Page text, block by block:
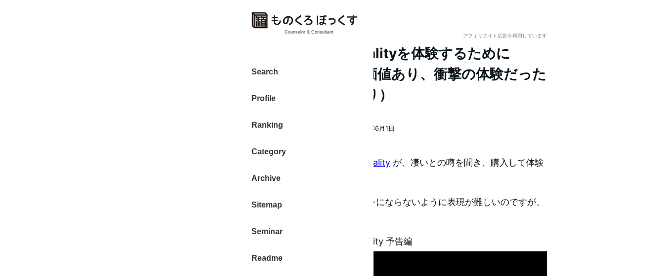
Counselor & Consultant
Search
Profile
Ranking
Category
Archive
Sitemap
Seminar
Readme
アフィリエイト広告を利用しています
Virtual Virtual Realityを体験するために
Oculus Goを買う価値あり、衝撃の体験だった
（後半ネタバレあり）
2018年6月1日
者
大東 信仁（ものくろ）
Virtual Virtual Realityが、凄いとの噂を聞き、購入して体験
しました。
凄すぎる体験でした。ネタバレにならないように表現が難しいのですが、
▼【動画】Virtual Virtual Reality 予告編